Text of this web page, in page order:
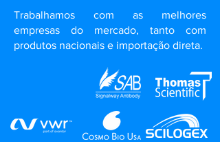
Trabalhamos com as melhores
empresas do mercado, tanto com
produtos nacionais e importação direta.